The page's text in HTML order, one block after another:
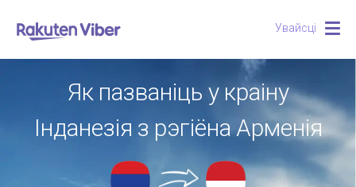
Увайсці
Як пазваніць у краіну
Інданезія з рэгіёна Арменія